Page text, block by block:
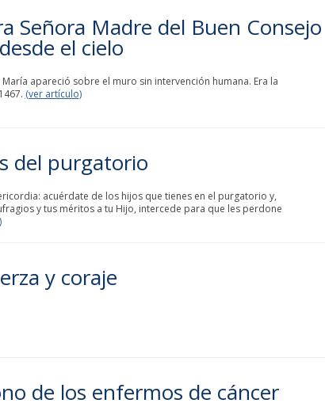
Señora Madre del Buen Consejo
el cielo
apareció sobre el muro sin intervención humana. Era la
(ver artículo)
del purgatorio
acuérdate de los hijos que tienes en el purgatorio y,
y tus méritos a tu Hijo, intercede para que les perdone
y coraje
de los enfermos de cáncer